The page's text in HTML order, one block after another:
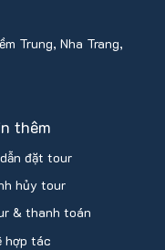
gói kết hợp tham
tự ý tách đoàn. Các
báo khi đăng ký tour
không chịu trách
Mẹ hoặc người nhà
phải nộp kèm giấy
Trung, Nha Trang,
thêm
đặt tour
hủy tour
& thanh toán
hợp tác